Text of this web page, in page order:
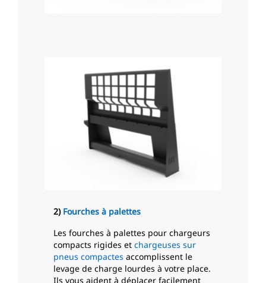
2) Fourches à palettes
Les fourches à palettes pour chargeurs
compacts rigides et chargeuses sur
pneus compactes accomplissent le
levage de charge lourdes à votre place.
Ils vous aident à déplacer facilement